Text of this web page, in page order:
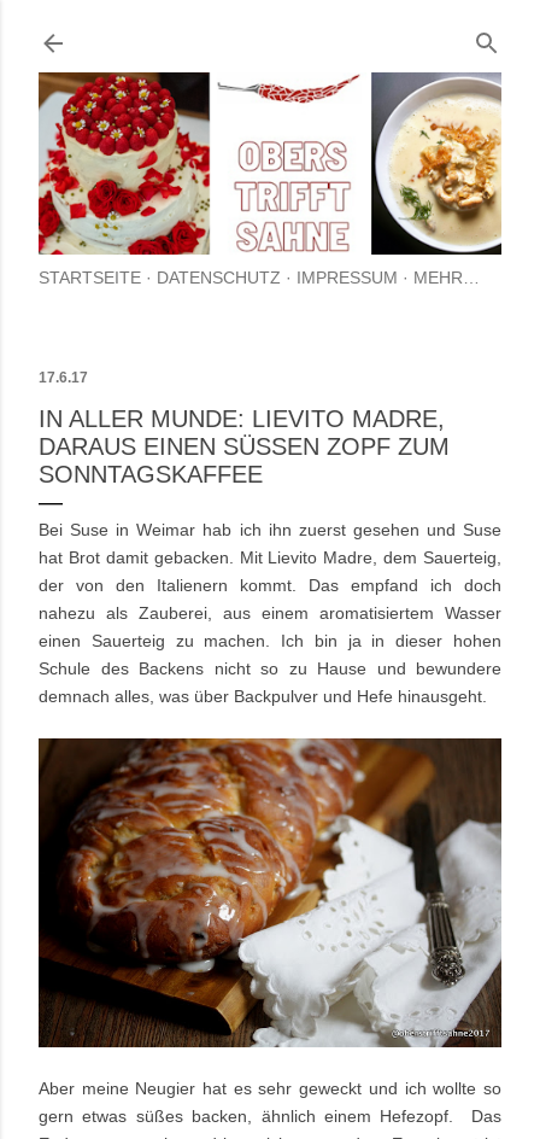
STARTSEITE DATENSCHUTZ IMPRESSUM MEHR…
17.6.17
IN ALLER MUNDE: LIEVITO MADRE,
DARAUS EINEN SÜSSEN ZOPF ZUM S
ONNTAGSKAFFEE
Bei Suse in Weimar hab ich ihn zuerst gesehen und Suse
hat Brot damit gebacken. Mit Lievito Madre, dem Sauerteig,
der von den Italienern kommt. Das empfand ich doch
nahezu als Zauberei, aus einem aromatisiertem Wasser
einen Sauerteig zu machen. Ich bin ja in dieser hohen
Schule des Backens nicht so zu Hause und bewundere
demnach alles, was über Backpulver und Hefe hinausgeht.
Aber meine Neugier hat es sehr geweckt und ich wollte so
gern etwas süßes backen, ähnlich einem Hefezopf. Das